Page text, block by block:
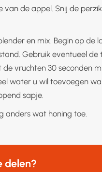
van de appel. Snij de
en mix. Begin op de
Gebruik eventueel de
vruchten 30 seconden
water u wil toevoegen
sapje.
anders wat honing toe.
delen?